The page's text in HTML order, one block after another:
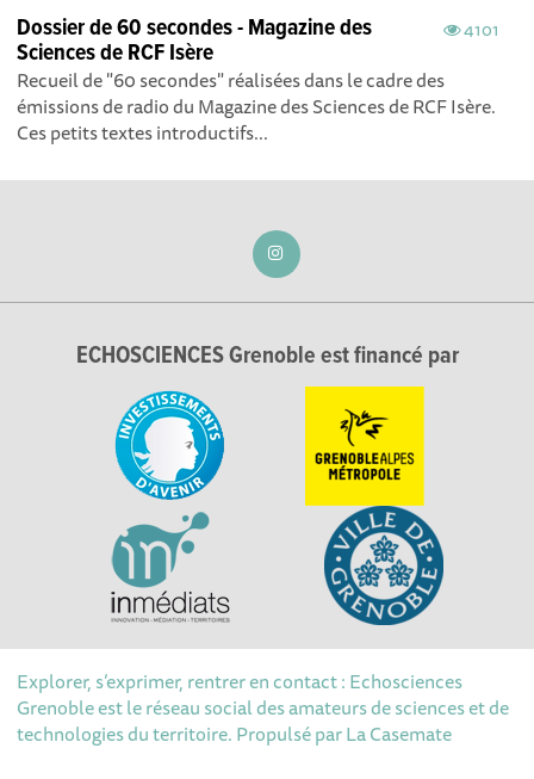
4101
Dossier de 60 secondes - Magazine des
Sciences de RCF Isère
Recueil de "60 secondes" réalisées dans le cadre des
émissions de radio du Magazine des Sciences de RCF Isère.
Ces petits textes introductifs...
ECHOSCIENCES Grenoble est financé par
Explorer, s’exprimer, rentrer en contact : Echosciences
Grenoble est le réseau social des amateurs de sciences et de
technologies du territoire. Propulsé parLa Casemate